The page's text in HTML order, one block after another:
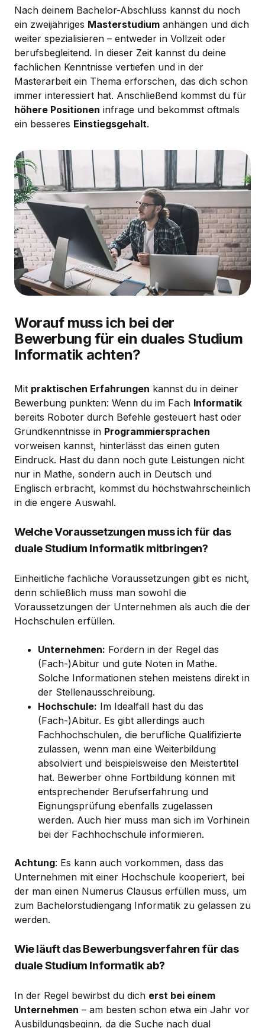
Nach deinem Bachelor-Abschluss kannst du noch
ein zweijähriges Masterstudium anhängen und dich
weiter spezialisieren – entweder in Vollzeit oder
berufsbegleitend. In dieser Zeit kannst du deine
fachlichen Kenntnisse vertiefen und in der
Masterarbeit ein Thema erforschen, das dich schon
immer interessiert hat. Anschließend kommst du für
höhere Positionen infrage und bekommst oftmals
ein besseres Einstiegsgehalt.
Worauf muss ich bei der
Bewerbung für ein duales Studium
Informatik achten?
Mit praktischen Erfahrungen kannst du in deiner
Bewerbung punkten: Wenn du im Fach Informatik
bereits Roboter durch Befehle gesteuert hast oder
Grundkenntnisse in Programmiersprachen
vorweisen kannst, hinterlässt das einen guten
Eindruck. Hast du dann noch gute Leistungen nicht
nur in Mathe, sondern auch in Deutsch und
Englisch erbracht, kommst du höchstwahrscheinlich
in die engere Auswahl.
Welche Voraussetzungen muss ich für das
duale Studium Informatik mitbringen?
Einheitliche fachliche Voraussetzungen gibt es nicht,
denn schließlich muss man sowohl die
Voraussetzungen der Unternehmen als auch die der
Hochschulen erfüllen.
Unternehmen: Fordern in der Regel das
(Fach-)Abitur und gute Noten in Mathe.
Solche Informationen stehen meistens direkt in
der Stellenausschreibung.
Hochschule: Im Idealfall hast du das
(Fach-)Abitur. Es gibt allerdings auch
Fachhochschulen, die berufliche Qualifizierte
zulassen, wenn man eine Weiterbildung
absolviert und beispielsweise den Meistertitel
hat. Bewerber ohne Fortbildung können mit
entsprechender Berufserfahrung und
Eignungsprüfung ebenfalls zugelassen
werden. Auch hier muss man sich im Vorhinein
bei der Fachhochschule informieren.
Achtung: Es kann auch vorkommen, dass das
Unternehmen mit einer Hochschule kooperiert, bei
der man einen Numerus Clausus erfüllen muss, um
zum Bachelorstudiengang Informatik zu gelassen zu
werden.
Wie läuft das Bewerbungsverfahren für das
duale Studium Informatik ab?
In der Regel bewirbst du dich erst bei einem
Unternehmen – am besten schon etwa ein Jahr vor
Ausbildungsbeginn, da die Suche nach dual